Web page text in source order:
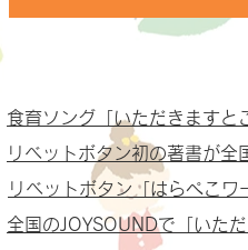
食育ソング「いただきますと
リベットボタン初の著書が全
リベットボタン「はらぺこ
全国のJOYSOUNDで「いた